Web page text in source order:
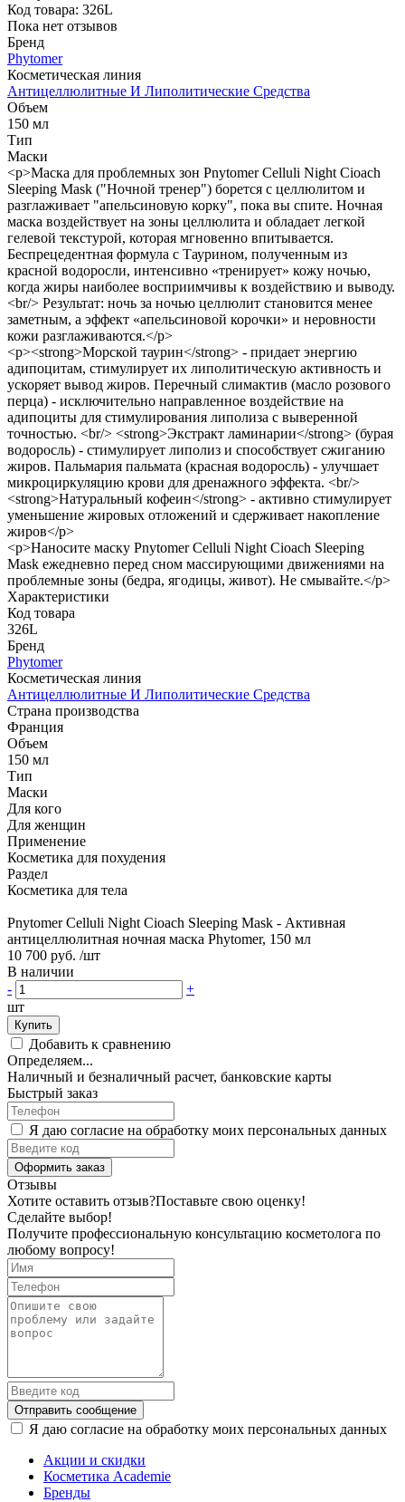
Код товара: 326L
Пока нет отзывов
Бренд
Phytomer
Косметическая линия
Антицеллюлитные И Липолитические Средства
Объем
150 мл
Тип
Маски
<p>Маска для проблемных зон Pnytomer Celluli Night Cioach
Sleeping Mask ("Ночной тренер") борется с целлюлитом и
разглаживает "апельсиновую корку", пока вы спите. Ночная
маска воздействует на зоны целлюлита и обладает легкой
гелевой текстурой, которая мгновенно впитывается.
Беспрецедентная формула с Таурином, полученным из
красной водоросли, интенсивно «тренирует» кожу ночью,
когда жиры наиболее восприимчивы к воздействию и выводу.
<br/> Результат: ночь за ночью целлюлит становится менее
заметным, а эффект «апельсиновой корочки» и неровности
кожи разглаживаются.</p>
<p><strong>Морской таурин</strong> - придает энергию
адипоцитам, стимулирует их липолитическую активность и
ускоряет вывод жиров. Перечный слимактив (масло розового
перца) - исключительно направленное воздействие на
адипоциты для стимулирования липолиза с выверенной
точностью. <br/> <strong>Экстракт ламинарии</strong> (бурая
водоросль) - стимулирует липолиз и способствует сжиганию
жиров. Пальмария пальмата (красная водоросль) - улучшает
микроциркуляцию крови для дренажного эффекта. <br/>
<strong>Натуральный кофеин</strong> - активно стимулирует
уменьшение жировых отложений и сдерживает накопление
жиров</p>
<p>Наносите маску Pnytomer Celluli Night Cioach Sleeping
Mask ежедневно перед сном массирующими движениями на
проблемные зоны (бедра, ягодицы, живот). Не смывайте.</p>
Характеристики
Код товара
326L
Бренд
Phytomer
Косметическая линия
Антицеллюлитные И Липолитические Средства
Страна производства
Франция
Объем
150 мл
Тип
Маски
Для кого
Для женщин
Применение
Косметика для похудения
Раздел
Косметика для тела
Pnytomer Celluli Night Cioach Sleeping Mask - Активная
антицеллюлитная ночная маска Phytomer, 150 мл
10 700 руб. /шт
В наличии
-
+
шт
Купить
Добавить к сравнению
Определяем...
Наличный и безналичный расчет, банковские карты
Быстрый заказ
Я даю согласие на обработку моих персональных данных
Оформить заказ
Отзывы
Хотите оставить отзыв?Поставьте свою оценку!
Сделайте выбор!
Получите профессиональную консультацию косметолога по
любому вопросу!
Отправить сообщение
Я даю согласие на обработку моих персональных данных
Акции и скидки
Косметика Academie
Бренды